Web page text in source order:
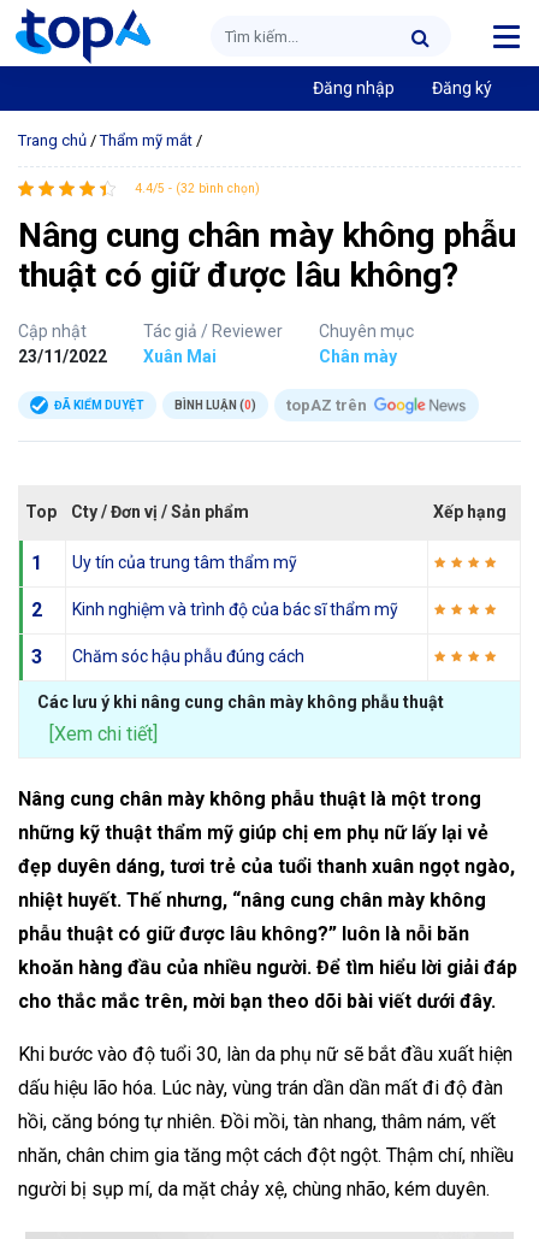
Đăng nhập Đăng ký
Trang chủ /Thẩm mỹ mắt /
4.4/5 - (32 bình chọn)
Nâng cung chân mày không phẫu
thuật có giữ được lâu không?
Cập nhật
23/11/2022
Tác giả / Reviewer
Xuân Mai
Chuyên mục
Chân mày
ĐÃ KIỂM DUYỆT BÌNH LUẬN (0) topAZ trên
Top Cty / Đơn vị / Sản phẩm Xếp hạng
1 Uy tín của trung tâm thẩm mỹ
2 Kinh nghiệm và trình độ của bác sĩ thẩm mỹ
3 Chăm sóc hậu phẫu đúng cách
Các lưu ý khi nâng cung chân mày không phẫu thuật
[Xem chi tiết]
Nâng cung chân mày không phẫu thuật là một trong
những kỹ thuật thẩm mỹ giúp chị em phụ nữ lấy lại vẻ
đẹp duyên dáng, tươi trẻ của tuổi thanh xuân ngọt ngào,
nhiệt huyết. Thế nhưng, “nâng cung chân mày không
phẫu thuật có giữ được lâu không?” luôn là nỗi băn
khoăn hàng đầu của nhiều người. Để tìm hiểu lời giải đáp
cho thắc mắc trên, mời bạn theo dõi bài viết dưới đây.
Khi bước vào độ tuổi 30, làn da phụ nữ sẽ bắt đầu xuất hiện
dấu hiệu lão hóa. Lúc này, vùng trán dần dần mất đi độ đàn
hồi, căng bóng tự nhiên. Đồi mồi, tàn nhang, thâm nám, vết
nhăn, chân chim gia tăng một cách đột ngột. Thậm chí, nhiều
người bị sụp mí, da mặt chảy xệ, chùng nhão, kém duyên.